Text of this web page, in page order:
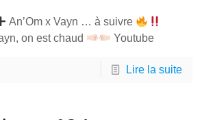
An’Om x Vayn … à suivre
on est chaud
Youtube
Lire la suite